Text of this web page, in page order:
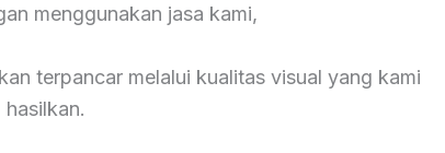
menggunakan jasa kami,
terpancar melalui kualitas visual yang kami
hasilkan.